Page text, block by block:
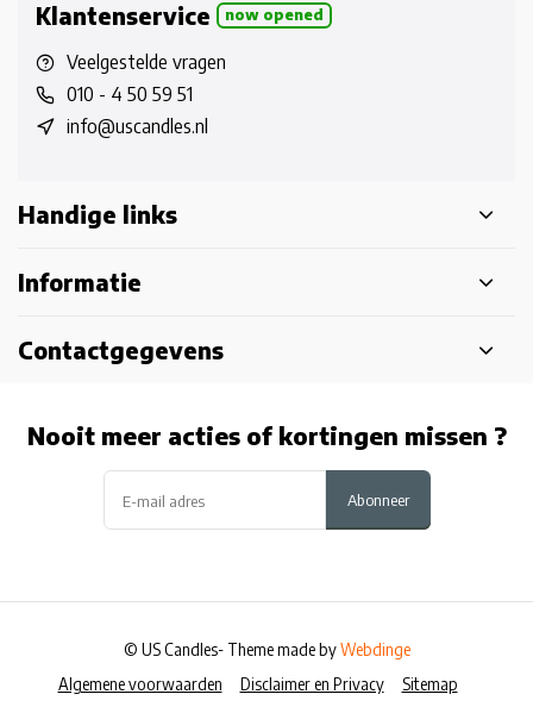
Klantenservice now opened
Veelgestelde vragen
010 - 4 50 59 51
info@uscandles.nl
Handige links
Informatie
Contactgegevens
Nooit meer acties of kortingen missen ?
Abonneer
Algemene voorwaarden Disclaimer en Privacy Sitemap
© US Candles- Theme made byWebdinge